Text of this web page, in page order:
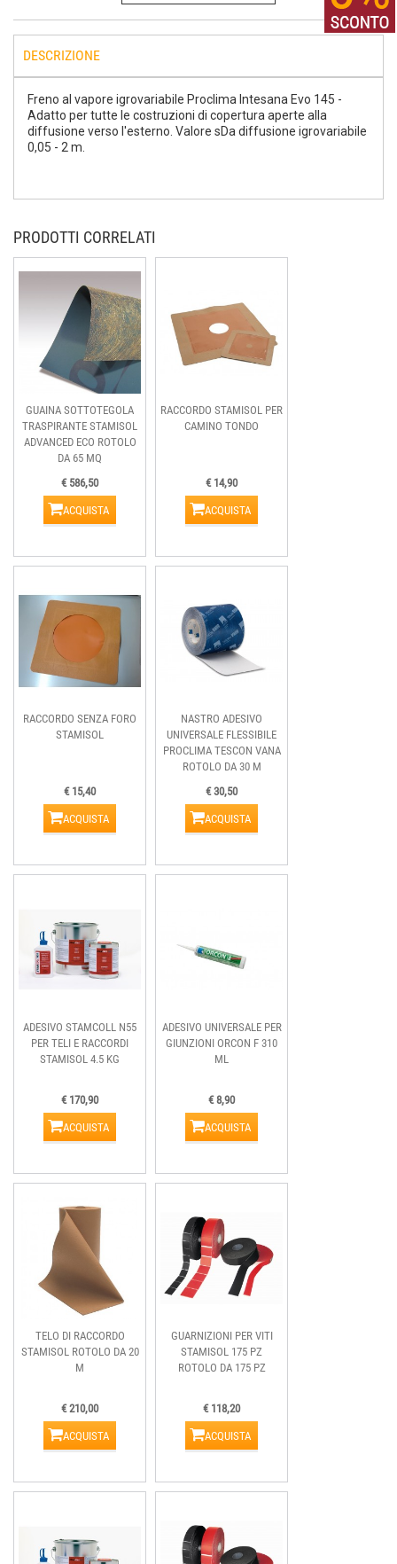
DESCRIZIONE
Freno al vapore igrovariabile Proclima Intesana Evo 145 -
Adatto per tutte le costruzioni di copertura aperte alla
diffusione verso l'esterno. Valore sDa diffusione igrovariabile
0,05 - 2 m.
PRODOTTI CORRELATI
GUAINA SOTTOTEGOLA
TRASPIRANTE STAMISOL
ADVANCED ECO ROTOLO
DA 65 MQ
€ 586,50
ACQUISTA
RACCORDO STAMISOL PER
CAMINO TONDO
€ 14,90
ACQUISTA
RACCORDO SENZA FORO
STAMISOL
€ 15,40
ACQUISTA
NASTRO ADESIVO
UNIVERSALE FLESSIBILE
PROCLIMA TESCON VANA
ROTOLO DA 30 M
€ 30,50
ACQUISTA
ADESIVO STAMCOLL N55
PER TELI E RACCORDI
STAMISOL 4.5 KG
€ 170,90
ACQUISTA
ADESIVO UNIVERSALE PER
GIUNZIONI ORCON F 310
ML
€ 8,90
ACQUISTA
TELO DI RACCORDO
STAMISOL ROTOLO DA 20
M
€ 210,00
ACQUISTA
GUARNIZIONI PER VITI
STAMISOL 175 PZ
ROTOLO DA 175 PZ
€ 118,20
ACQUISTA